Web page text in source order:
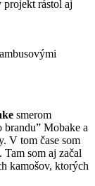
projekt rástol aj
smerom
brandu” Mobake a
V tom čase som
som aj začal
kamošov, ktorých